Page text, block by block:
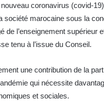
coronavirus (covid-
société marocaine sous la
de l’enseignement supérieur
tenu à l’issue du Conseil.
une contribution de la
qui nécessite
et sociales.